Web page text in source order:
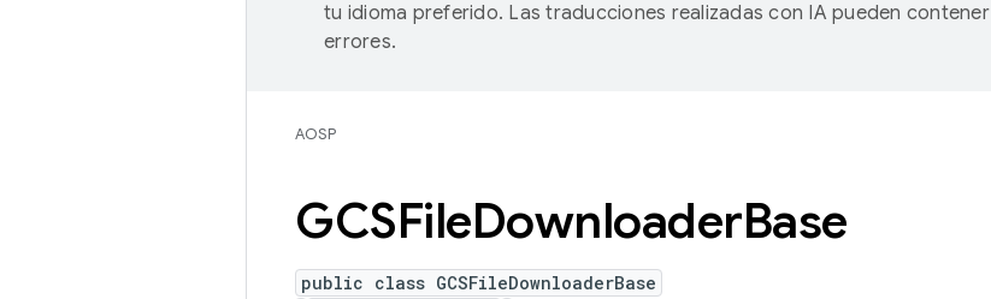
tu idioma preferido. Las traducciones realizadas con IA pueden contener
errores.
AOSP
GCSFileDownloaderBase
public class GCSFileDownloaderBase